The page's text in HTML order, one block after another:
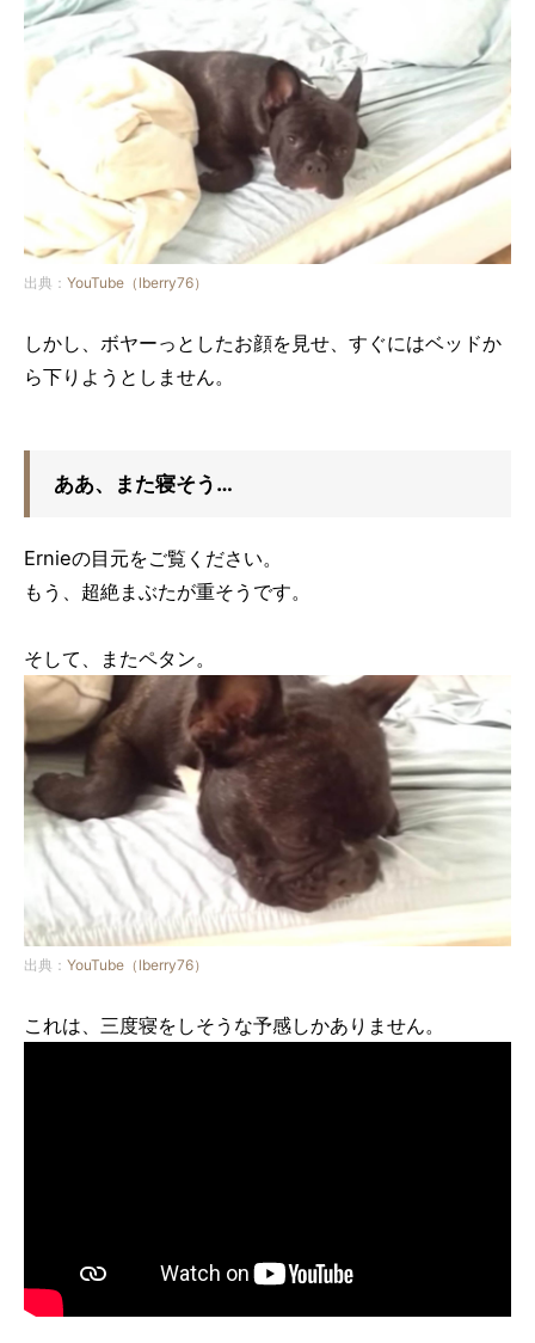
出典： YouTube（lberry76）
しかし、ボヤーっとしたお顔を見せ、すぐにはベッドか
ら下りようとしません。
ああ、また寝そう…
Ernieの目元をご覧ください。
もう、超絶まぶたが重そうです。
そして、またペタン。
出典： YouTube（lberry76）
これは、三度寝をしそうな予感しかありません。